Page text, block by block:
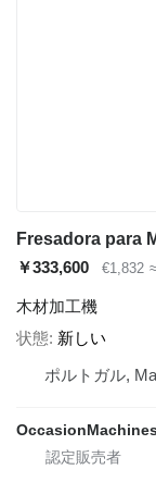
Fresadora para
￥333,600
€1,832
木材加工機
状態 新しい
ポルトガル,